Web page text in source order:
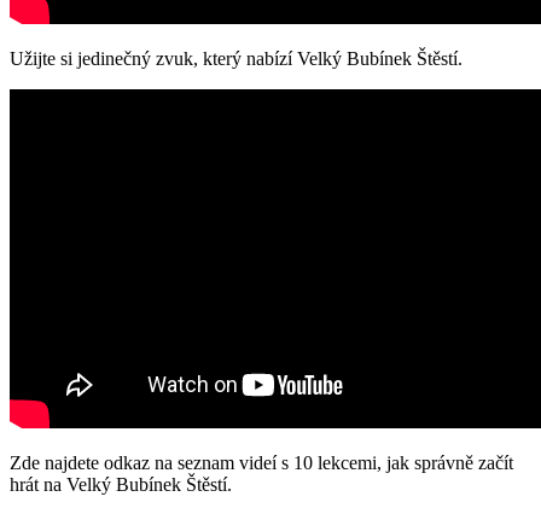
Užijte si jedinečný zvuk, který nabízí Velký Bubínek Štěstí.
Zde najdete odkaz na seznam videí s 10 lekcemi, jak správně začít
hrát na Velký Bubínek Štěstí.